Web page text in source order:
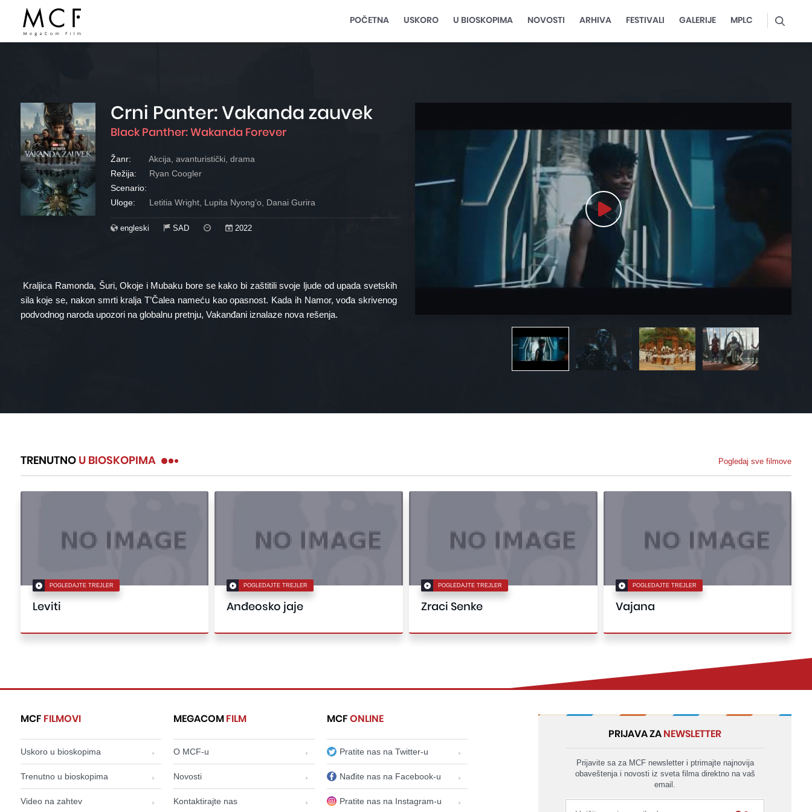
POČETNA USKORO U BIOSKOPIMA NOVOSTI ARHIVA FESTIVALI GALERIJE MPLC
Crni Panter: Vakanda zauvek
Black Panther: Wakanda Forever
Žanr:
Akcija, avanturistički, drama
Režija:
Ryan Coogler
Scenario:
Uloge:
Letitia Wright, Lupita Nyong’o, Danai Gurira
engleski SAD 2022
Kraljica Ramonda, Šuri, Okoje i Mubaku bore se kako bi zaštitili svoje ljude od upada svetskih
sila koje se, nakon smrti kralja T’Čalea nameću kao opasnost. Kada ih Namor, vođa skrivenog
podvodnog naroda upozori na globalnu pretnju, Vakanđani iznalaze nova rešenja.
TRENUTNO U BIOSKOPIMA Pogledaj sve filmove
POGLEDAJTE TREJLER
Leviti
POGLEDAJTE TREJLER
Anđeosko jaje
POGLEDAJTE TREJLER
Zraci Senke
POGLEDAJTE TREJLER
Vajana
MCF FILMOVI
Uskoro u bioskopima
Trenutno u bioskopima
Video na zahtev
MEGACOM FILM
O MCF-u
Novosti
Kontaktirajte nas
MCF ONLINE
Pratite nas na Twitter-u
Nađite nas na Facebook-u
Pratite nas na Instagram-u
PRIJAVA ZA NEWSLETTER
Prijavite sa za MCF newsletter i ptrimajte najnovija
obaveštenja i novosti iz sveta filma direktno na vaš
email.